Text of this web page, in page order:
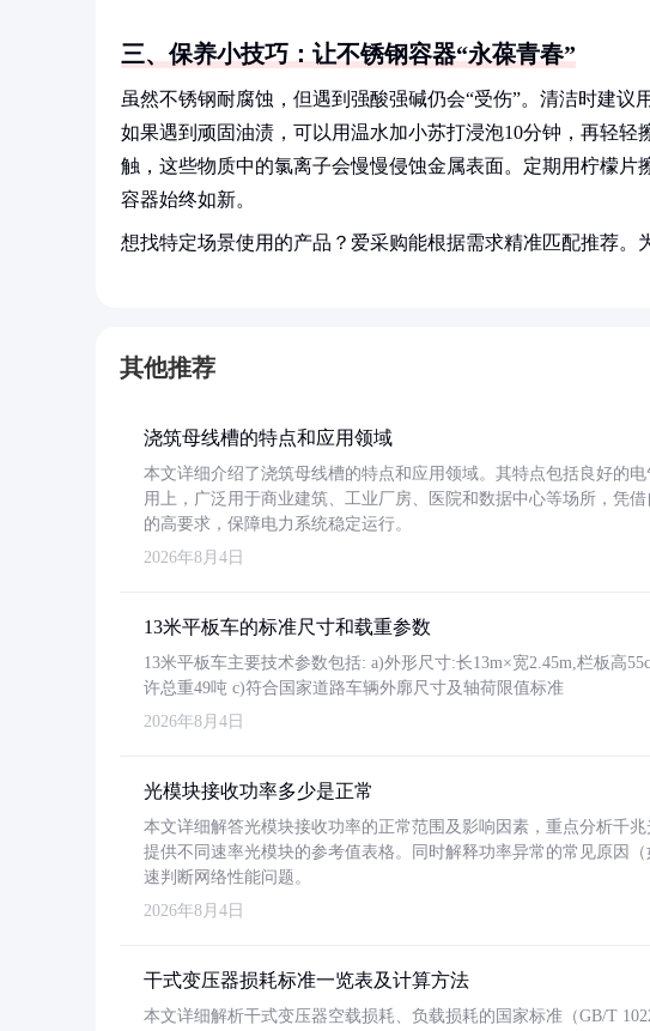
三、保养小技巧：让不锈钢容器“永葆青春”
虽然不锈钢耐腐蚀，但遇到强酸强碱仍会“受伤”。清洁时建议
如果遇到顽固油渍，可以用温水加小苏打浸泡10分钟，再轻
触，这些物质中的氯离子会慢慢侵蚀金属表面。定期用柠檬
容器始终如新。
想找特定场景使用的产品？爱采购能根据需求精准匹配推荐。
其他推荐
浇筑母线槽的特点和应用领域
本文详细介绍了浇筑母线槽的特点和应用领域。其特点包括良好的
用上，广泛用于商业建筑、工业厂房、医院和数据中心等场所，凭
的高要求，保障电力系统稳定运行。
2026年8月4日
13米平板车的标准尺寸和载重参数
13米平板车主要技术参数包括: a)外形尺寸:长13m×宽2.45m,栏板高
许总重49吨 c)符合国家道路车辆外廓尺寸及轴荷限值标准
2026年8月4日
光模块接收功率多少是正常
本文详细解答光模块接收功率的正常范围及影响因素，重点分析千
提供不同速率光模块的参考值表格。同时解释功率异常的常见原因
速判断网络性能问题。
2026年8月4日
干式变压器损耗标准一览表及计算方法
本文详细解析干式变压器空载损耗、负载损耗的国家标准（GB/T